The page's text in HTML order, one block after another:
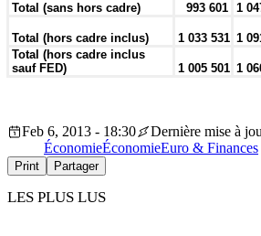
Total (sans hors cadre) 993 601 1
Total (hors cadre inclus) 1 033 531 1
Total (hors cadre inclus
sauf FED)
1 005 501 1
Feb 6, 2013 - 18:30
Dernière mise à
ÉconomieÉconomieEuro & Finances
Print Partager
LES PLUS LUS